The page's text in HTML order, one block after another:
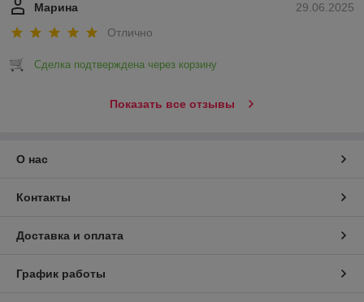
29.06.2025
Марина
Отлично
Сделка подтверждена через корзину
Показать все отзывы
О нас
Контакты
Доставка и оплата
График работы